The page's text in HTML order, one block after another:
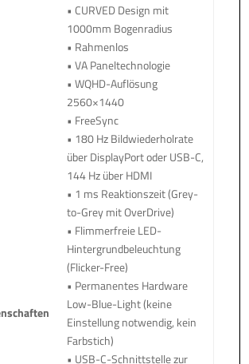
• CURVED Design mit
1000mm Bogenradius
• Rahmenlos
• VA Paneltechnologie
• WQHD-Auflösung
2560×1440
• FreeSync
• 180 Hz Bildwiederholrate
über DisplayPort oder USB-C,
144 Hz über HDMI
• 1 ms Reaktionszeit (Grey-
to-Grey mit OverDrive)
• Flimmerfreie LED-
Hintergrundbeleuchtung
(Flicker-Free)
• Permanentes Hardware
Low-Blue-Light (keine
Einstellung notwendig, kein
Farbstich)
• USB-C-Schnittstelle zur